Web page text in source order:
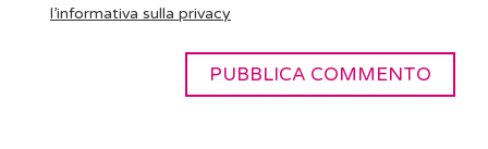
l’informativa sulla privacy